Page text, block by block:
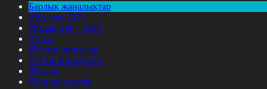
Барлық жаңалықтар
#Жолдау 2025
#Құрылтай - 2026
#Апта
#Ресми оқиғалар
#«Таза Қазақстан»
#Қоғам
#Заң мен тәртіп